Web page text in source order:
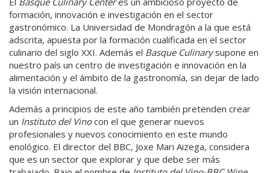
formación, innovación e investigación en el sector
gastronómico. La Universidad de Mondragón a la que está
adscrita, apuesta por la formación cualificada en el sector
culinario del siglo XXI. Además el Basque Culinarysupone en
nuestro país un centro de investigación e innovación en la
alimentación y el ámbito de la gastronomía, sin dejar de lado
la visión internacional.
Además a principios de este año también pretenden crear
un Instituto del Vinocon el que generar nuevos
profesionales y nuevos conocimiento en este mundo
enológico. El director del BBC, Joxe Mari Aizega, considera
que es un sector que explorar y que debe ser más